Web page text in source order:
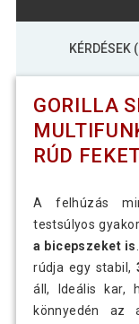
KÉRDÉSEK
GORILLA
RÚD
A felhúzás
testsúlyos
a bicepszeket is
rúdja egy stabil,
áll, Ideális kar,
könnyedén az